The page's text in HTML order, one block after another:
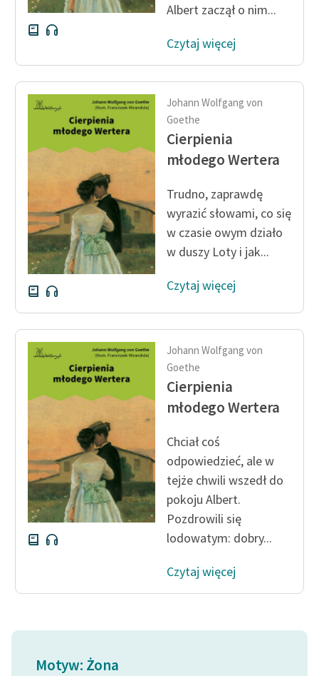
Albert zaczął o nim...
Czytaj więcej
Johann Wolfgang von
Goethe
Cierpienia
młodego Wertera
Trudno, zaprawdę
wyrazić słowami, co się
w czasie owym działo
w duszy Loty i jak...
Czytaj więcej
Johann Wolfgang von
Goethe
Cierpienia
młodego Wertera
Chciał coś
odpowiedzieć, ale w
tejże chwili wszedł do
pokoju Albert.
Pozdrowili się
lodowatym: dobry...
Czytaj więcej
Motyw: Żona